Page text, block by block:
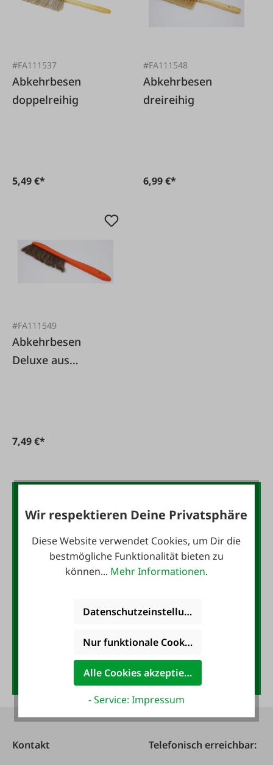
#FA111537
Abkehrbesen
doppelreihig
5,49 €*
#FA111548
Abkehrbesen
dreireihig
6,99 €*
#FA111549
Abkehrbesen
Deluxe aus
7,49 €*
Der FAIE-Newsletter:
10,- Gutschein
Jetzt für den FAIE-Newsletter
anmelden und 10,- Gutschein
Anmelden
Kontakt Telefonisch erreichbar:
Wir respektieren Deine Privatsphäre
Diese Website verwendet Cookies, um Dir die
bestmögliche Funktionalität bieten zu
können... Mehr Informationen.
Datenschutzeinstellungen
Nur funktionale Cookies akzeptieren
Alle Cookies akzeptieren
- Service: Impressum